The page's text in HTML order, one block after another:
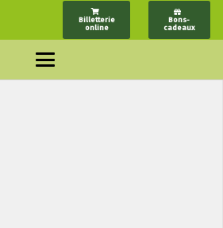
Billetterie
online
Bons-
cadeaux